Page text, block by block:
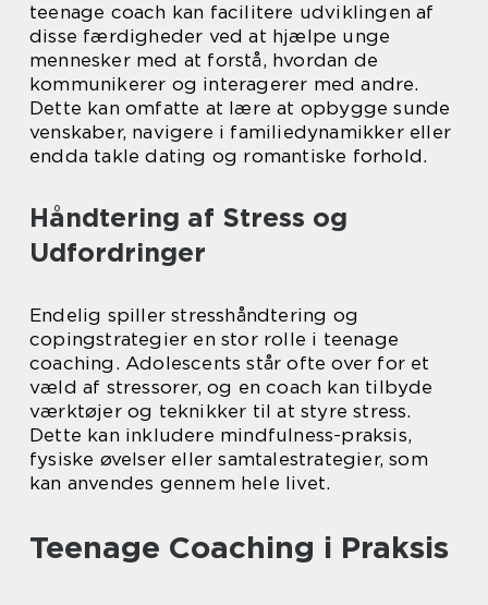
teenage coach kan facilitere udviklingen af
disse færdigheder ved at hjælpe unge
mennesker med at forstå, hvordan de
kommunikerer og interagerer med andre.
Dette kan omfatte at lære at opbygge sunde
venskaber, navigere i familiedynamikker eller
endda takle dating og romantiske forhold.
Håndtering af Stress og
Udfordringer
Endelig spiller stresshåndtering og
copingstrategier en stor rolle i teenage
coaching. Adolescents står ofte over for et
væld af stressorer, og en coach kan tilbyde
værktøjer og teknikker til at styre stress.
Dette kan inkludere mindfulness-praksis,
fysiske øvelser eller samtalestrategier, som
kan anvendes gennem hele livet.
Teenage Coaching i Praksis